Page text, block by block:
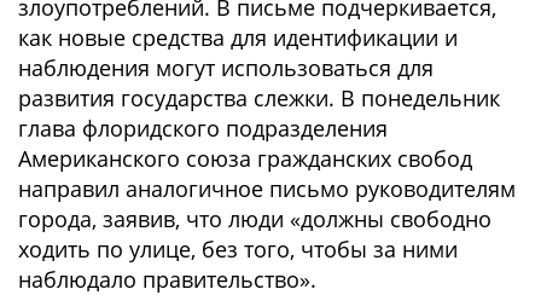
злоупотреблений. В письме подчеркивается,
как новые средства для идентификации и
наблюдения могут использоваться для
развития государства слежки. В понедельник
глава флоридского подразделения
Американского союза гражданских свобод
направил аналогичное письмо руководителям
города, заявив, что люди «должны свободно
ходить по улице, без того, чтобы за ними
наблюдало правительство».